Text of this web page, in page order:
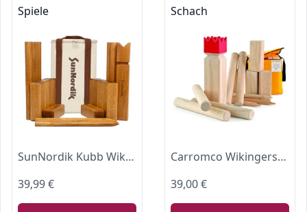
Spiele
SunNordik Kubb Wikinger Wurfspiel, Schwedisches Schachspiel Aus Hochwertigem Gummibaumholz, Inklusive Tragetasche Aus Segeltuch Und Spielanleitung – Robustes Kubb Yard-Spiel FüR Kinder Und Erwachsene
39,99 €
Schach
Carromco Wikingerschach Original | Kubb Schwedenschach Outdoor mit Tasche
39,00 €